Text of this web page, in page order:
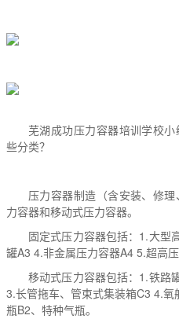
芜湖成功压力容器培训学校小
些分类？
压力容器制造（含安装、修
力容器和移动式压力容器。
固定式压力容器包括：1.大型
罐A3 4.非金属压力容器A4 5.超高
移动式压力容器包括：1.铁路
3.长管拖车、管束式集装箱C3 4.
瓶B2、特种气瓶。